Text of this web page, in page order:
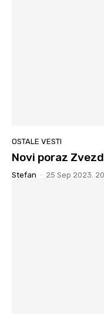
OSTALE VESTI
Novi poraz
Stefan - 25 Sep 2023.